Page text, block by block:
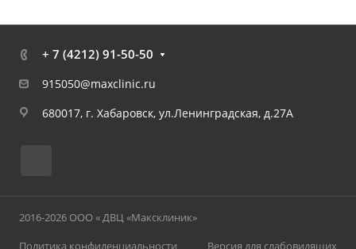
+ 7 (4212) 91-50-50
915050@maxclinic.ru
680017, г. Хабаровск, ул.Ленинградская, д.27А
2016-2026 ООО « ДВЦ «Максклиник»
Политика конфиденциальности
Версия для слабовидящих